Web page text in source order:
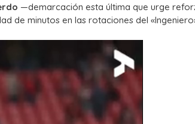
—demarcación esta última que urge
de minutos en las rotaciones del